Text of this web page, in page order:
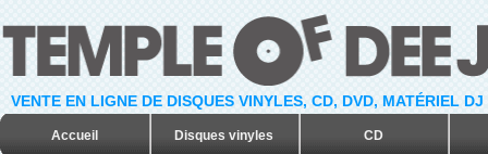
VENTE EN LIGNE DE DISQUES VINYLES, CD, DVD, MATÉRIEL
Accueil Disques vinyles CD